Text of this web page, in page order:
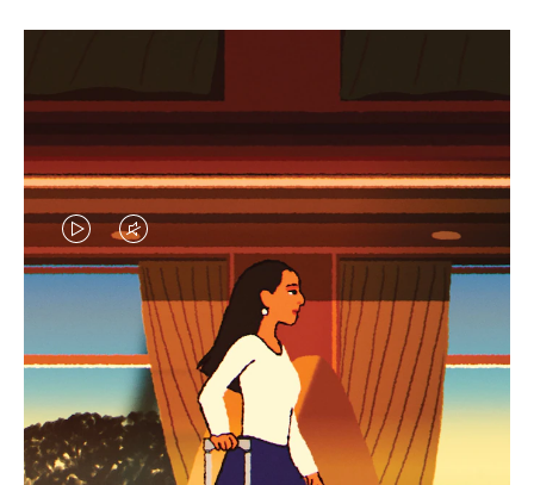
EL
VÍDEO
ESTÁ
PAUSADO,
PULSE
EL
SONIDO
DEL
VÍDEO
ESTÁ
DESACTIVADO:
IDAS DE REGALO CUIDADOSAMENTE ELEGIDAS
Encuentre su compañero de
viaje ideal